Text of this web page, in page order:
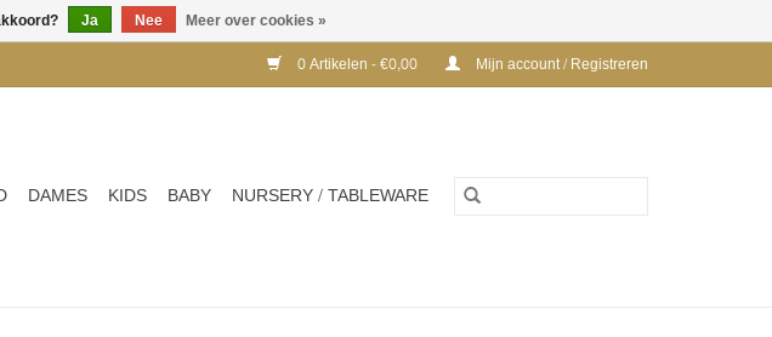
0 Artikelen - €0,00 Mijn account / Registreren
DAMES KIDS BABY NURSERY / TABLEWARE
Ja Nee Meer over cookies »